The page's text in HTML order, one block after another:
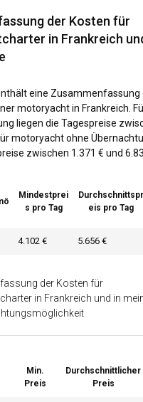
der Kosten für
in Frankreich
eine Zusammenfassung
motoryacht in Frankreich.
liegen die Tagespreise
motoryacht ohne
zwischen 1.371 € und
der Kosten für
in Frankreich und in
Mindestprei
s pro Tag
Durchschnittspr
eis pro Tag
4.102 € 5.656 €
Min.
Preis
Durchschnittlicher
Preis